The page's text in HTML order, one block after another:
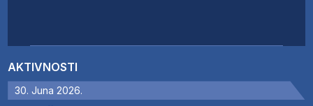
AKTIVNOSTI
30. Juna 2026.